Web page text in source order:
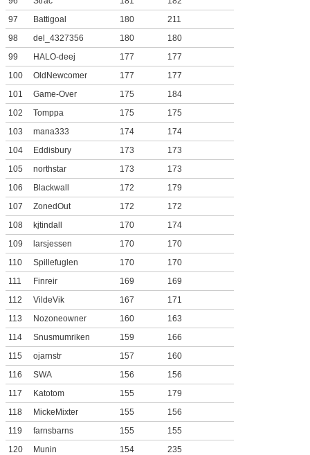
97
Battigoal 180
211
98
del_4327356 180
180
99
HALO-deej 177
177
100
OldNewcomer 177
177
101
Game-Over 175
184
102
Tomppa 175
175
103
mana333 174
174
104
Eddisbury 173
173
105
northstar 173
173
106
Blackwall 172
179
107
ZonedOut 172
172
108
kjtindall 170
174
109
larsjessen 170
170
110
Spillefuglen 170
170
111
Finreir 169
169
112
VildeVik 167
171
113
Nozoneowner 160
163
114
Snusmumriken 159
166
115
ojarnstr 157
160
116
SWA 156
156
117
Katotom 155
179
118
MickeMixter 155
156
119
farnsbarns 155
155
120
Munin 154
235